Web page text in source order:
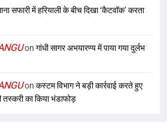
सफारी में हरियाली के बीच दिखा ‘कैटवॉक’ करता
on गांधी सागर अभयारण्य में पाया गया दुर्लभ
on कस्टम विभाग ने बड़ी कार्रवाई करते हुए
का किया भंडाफोड़